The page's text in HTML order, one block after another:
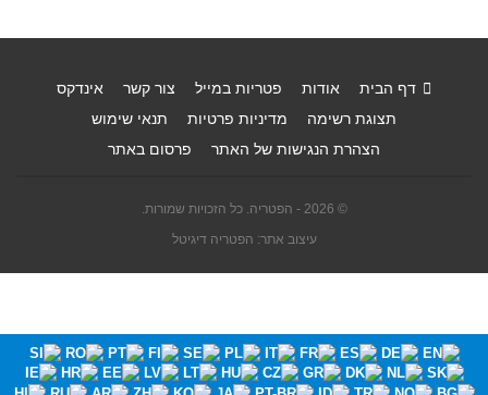
דף הבית אודות פטריות במייל צור קשר
אינדקס
תצוגת רשימה
מדיניות פרטיות
תנאי שימוש
הצהרת הנגישות של האתר
פרסום באתר
© 2026 - הפטריה. כל הזכויות שמורות.
עיצוב אתר: הפטריה דיגיטל